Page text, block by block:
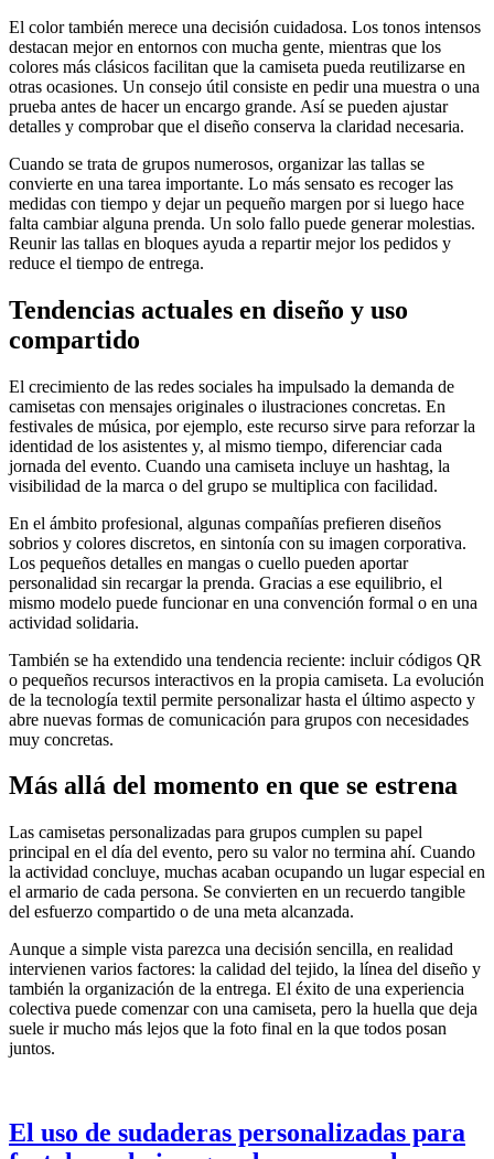
El color también merece una decisión cuidadosa. Los tonos intensos
destacan mejor en entornos con mucha gente, mientras que los
colores más clásicos facilitan que la camiseta pueda reutilizarse en
otras ocasiones. Un consejo útil consiste en pedir una muestra o una
prueba antes de hacer un encargo grande. Así se pueden ajustar
detalles y comprobar que el diseño conserva la claridad necesaria.
Cuando se trata de grupos numerosos, organizar las tallas se
convierte en una tarea importante. Lo más sensato es recoger las
medidas con tiempo y dejar un pequeño margen por si luego hace
falta cambiar alguna prenda. Un solo fallo puede generar molestias.
Reunir las tallas en bloques ayuda a repartir mejor los pedidos y
reduce el tiempo de entrega.
Tendencias actuales en diseño y uso
compartido
El crecimiento de las redes sociales ha impulsado la demanda de
camisetas con mensajes originales o ilustraciones concretas. En
festivales de música, por ejemplo, este recurso sirve para reforzar la
identidad de los asistentes y, al mismo tiempo, diferenciar cada
jornada del evento. Cuando una camiseta incluye un hashtag, la
visibilidad de la marca o del grupo se multiplica con facilidad.
En el ámbito profesional, algunas compañías prefieren diseños
sobrios y colores discretos, en sintonía con su imagen corporativa.
Los pequeños detalles en mangas o cuello pueden aportar
personalidad sin recargar la prenda. Gracias a ese equilibrio, el
mismo modelo puede funcionar en una convención formal o en una
actividad solidaria.
También se ha extendido una tendencia reciente: incluir códigos QR
o pequeños recursos interactivos en la propia camiseta. La evolución
de la tecnología textil permite personalizar hasta el último aspecto y
abre nuevas formas de comunicación para grupos con necesidades
muy concretas.
Más allá del momento en que se estrena
Las camisetas personalizadas para grupos cumplen su papel
principal en el día del evento, pero su valor no termina ahí. Cuando
la actividad concluye, muchas acaban ocupando un lugar especial en
el armario de cada persona. Se convierten en un recuerdo tangible
del esfuerzo compartido o de una meta alcanzada.
Aunque a simple vista parezca una decisión sencilla, en realidad
intervienen varios factores: la calidad del tejido, la línea del diseño y
también la organización de la entrega. El éxito de una experiencia
colectiva puede comenzar con una camiseta, pero la huella que deja
suele ir mucho más lejos que la foto final en la que todos posan
juntos.
El uso de sudaderas personalizadas para